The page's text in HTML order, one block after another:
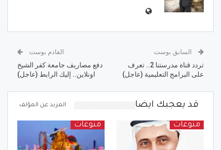
السابق بوست
تردد قناة مدرستنا 2.. تعرف
على البرامج التعليمية (عاجل)
القادم بوست
دفع مصاريف جامعة كفر الشيخ
اونلاين.. إليك الرابط (عاجل)
قد يعجبك ايضا المزيد عن المؤلف
منوعات منوعات